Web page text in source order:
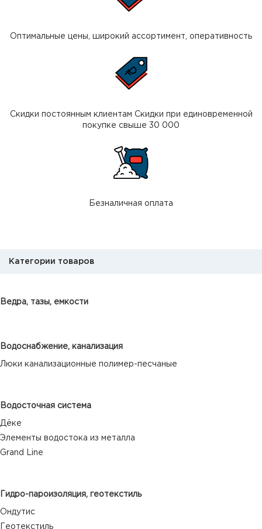
Оптимальные цены, широкий ассортимент, оперативность
Скидки постоянным клиентам Скидки при единовременной
покупке свыше 30 000
Безналичная оплата
Категории товаров
Ведра, тазы, емкости
Водоснабжение, канализация
Люки канализационные полимер-песчаные
Водосточная система
Дёке
Элементы водостока из металла
Grand Line
Гидро-пароизоляция, геотекстиль
Ондутис
Геотекстиль